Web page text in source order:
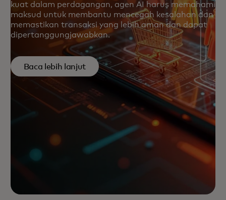
kuat dalam perdagangan, agen AI harus memahami
maksud untuk membantu mencegah kesalahan dan
memastikan transaksi yang lebih aman dan dapat
dipertanggungjawabkan.
Baca lebih lanjut